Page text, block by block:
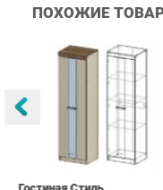
Купить
Гостиная Стиль
Атлантида-2 Венге-дуб
25 223 ₽
info@bedroom-ekb.ru